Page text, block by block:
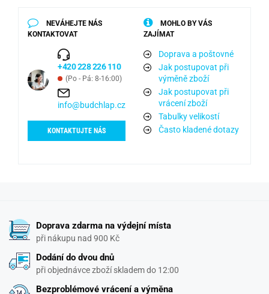
NEVÁHEJTE NÁS
KONTAKTOVAT
+420 228 226 110
(Po - Pá: 8-16:00)
info@budchlap.cz
KONTAKTUJTE NÁS
MOHLO BY VÁS
ZAJÍMAT
Doprava a poštovné
Jak postupovat při
výměně zboží
Jak postupovat při
vrácení zboží
Tabulky velikostí
Často kladené dotazy
Doprava zdarma na výdejní místa
při nákupu nad 900 Kč
Dodání do dvou dnů
při objednávce zboží skladem do 12:00
Bezproblémové vrácení a výměna